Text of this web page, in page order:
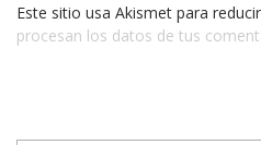
Este sitio usa Akismet para
procesan los datos de tus